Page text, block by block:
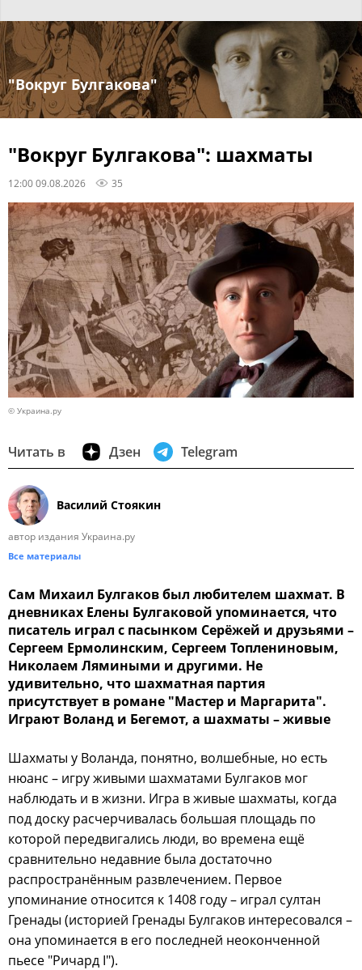
"Вокруг Булгакова"
"Вокруг Булгакова": шахматы
12:00 09.08.2026 35
© Украина.ру
Читать в Дзен Telegram
Василий Стоякин
автор издания Украина.ру
Все материалы
Сам Михаил Булгаков был любителем шахмат. В
дневниках Елены Булгаковой упоминается, что
писатель играл с пасынком Серёжей и друзьями –
Сергеем Ермолинским, Сергеем Топлениновым,
Николаем Лямиными и другими. Не
удивительно, что шахматная партия
присутствует в романе "Мастер и Маргарита".
Играют Воланд и Бегемот, а шахматы – живые
Шахматы у Воланда, понятно, волшебные, но есть
нюанс – игру живыми шахматами Булгаков мог
наблюдать и в жизни. Игра в живые шахматы, когда
под доску расчерчивалась большая площадь по
которой передвигались люди, во времена ещё
сравнительно недавние была достаточно
распространённым развлечением. Первое
упоминание относится к 1408 году – играл султан
Гренады (историей Гренады Булгаков интересовался –
она упоминается в его последней неоконченной
пьесе "Ричард I").